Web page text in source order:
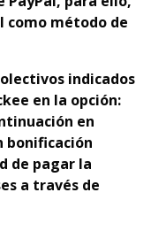
como método de
indicados
en la opción:
en
bonificación
de pagar la
a través de